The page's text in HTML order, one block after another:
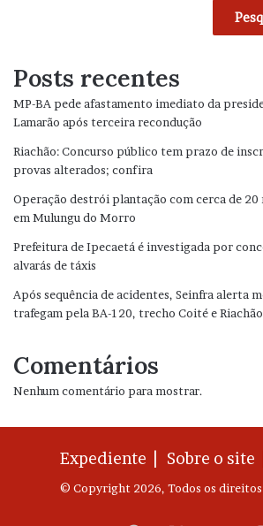
Posts recentes
MP-BA pede afastamento imediato da
Lamarão após terceira recondução
Riachão: Concurso público tem prazo de
provas alterados; confira
Operação destrói plantação com cerca de 20
em Mulungu do Morro
Prefeitura de Ipecaetá é investigada por
alvarás de táxis
Após sequência de acidentes, Seinfra alerta
trafegam pela BA-120, trecho Coité e Riachão
Comentários
Nenhum comentário para mostrar.
Expediente | Sobre o site |
© Copyright 2026, Todos os direitos